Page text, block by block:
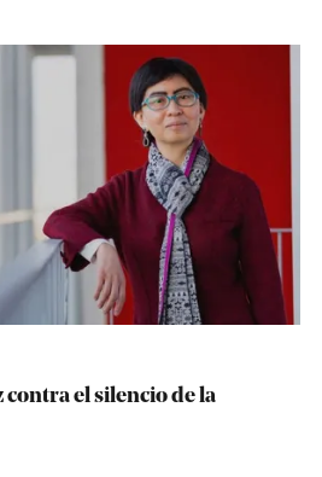
contra el silencio de la